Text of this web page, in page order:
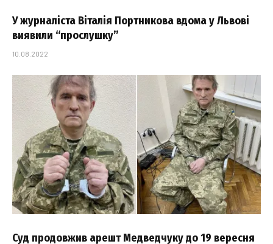
У журналіста Віталія Портникова вдома у Львові
виявили “прослушку”
10.08.2022
Суд продовжив арешт Медведчуку до 19 вересня